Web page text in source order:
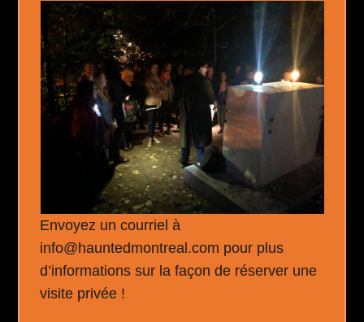
Envoyez un courriel à
info@hauntedmontreal.com pour plus
d’informations sur la façon de réserver une
visite privée !